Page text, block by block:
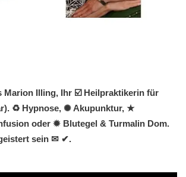
Marion Illing, Ihr ☑️ Heilpraktikerin für
♻ Hypnose, ✺ Akupunktur, ★
oder ✹ Blutegel & Turmalin Dom.
sein ✉ ✔.